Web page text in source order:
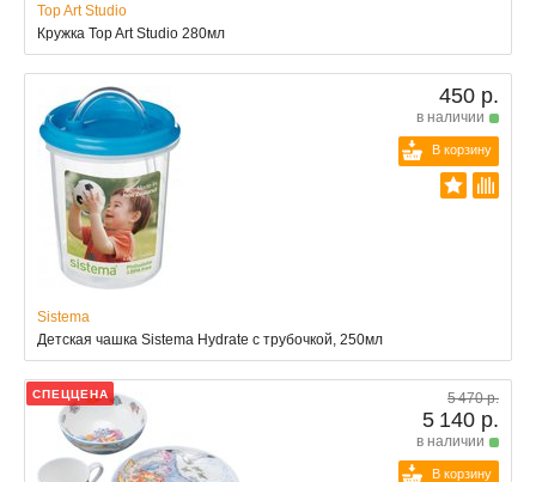
Top Art Studio
Кружка Top Art Studio 280мл
450 р.
в наличии
В корзину
Sistema
Детская чашка Sistema Hydrate с трубочкой, 250мл
СПЕЦЦЕНА 5 470 р.
5 140 р.
в наличии
В корзину